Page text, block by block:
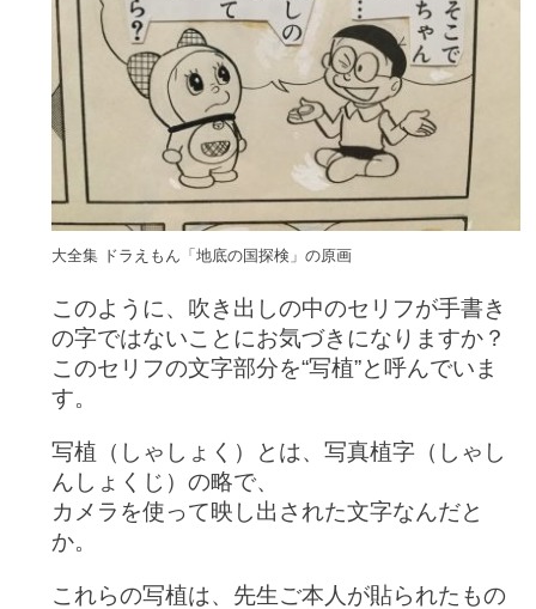
大全集 ドラえもん「地底の国探検」の原画
このように、吹き出しの中のセリフが手書き
の字ではないことにお気づきになりますか？
このセリフの文字部分を“写植”と呼んでいま
す。
写植（しゃしょく）とは、写真植字（しゃし
んしょくじ）の略で、
カメラを使って映し出された文字なんだと
か。
これらの写植は、先生ご本人が貼られたもの